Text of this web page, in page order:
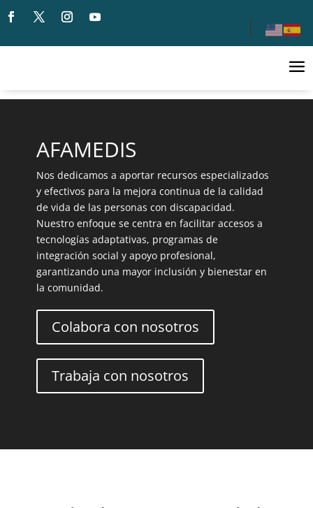
Reproductor de vídeo
Reproductor de vídeo
AFAMEDIS
Nos dedicamos a aportar recursos especializados
y efectivos para la mejora continua de la calidad
de vida de las personas con discapacidad.
Nuestro enfoque se centra en facilitar accesos a
tecnologías adaptativas, programas de
integración social y apoyo profesional,
garantizando una mayor inclusión y bienestar en
la comunidad.
Colabora con nosotros
Trabaja con nosotros